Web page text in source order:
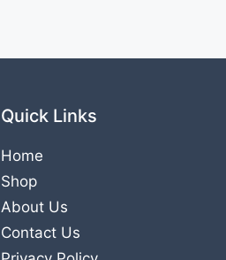
Quick Links
Home
Shop
About Us
Contact Us